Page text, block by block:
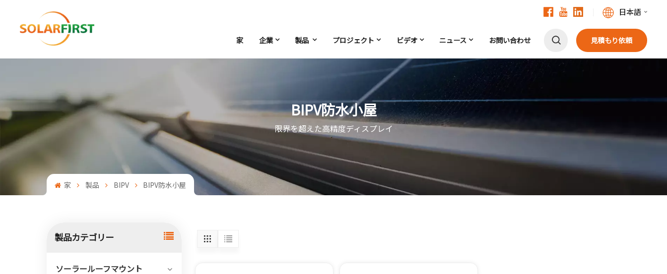
日本語
Deutsch
Español
家 企業 製品 プロジェクト ビデオ ニュース お問い合わせ 見積もり依頼
BIPV防水小屋
限界を超えた高精度ディスプレイ
家 製品 BIPV BIPV防水小屋
製品カテゴリー
ソーラールーフマウント